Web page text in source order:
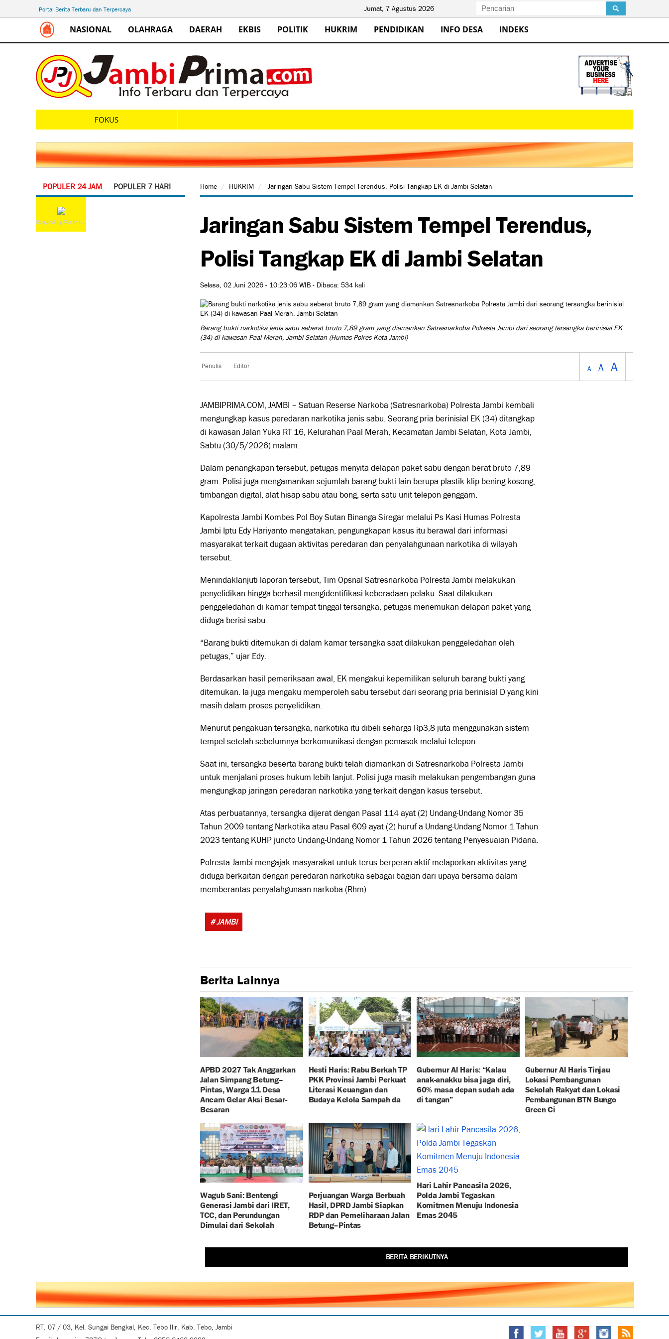
Portal Berita Terbaru dan Terpercaya Jumat, 7 Agustus 2026
NASIONAL OLAHRAGA DAERAH EKBIS POLITIK HUKRIM PENDIDIKAN INFO DESA INDEKS
FOKUS
POPULER 24 JAM POPULER 7 HARI
Requesting Content...
Home HUKRIM Jaringan Sabu Sistem Tempel Terendus, Polisi Tangkap EK di Jambi Selatan
Jaringan Sabu Sistem Tempel Terendus,
Polisi Tangkap EK di Jambi Selatan
Selasa, 02 Juni 2026 - 10:23:06 WIB - Dibaca: 534 kali
Barang bukti narkotika jenis sabu seberat bruto 7,89 gram yang diamankan Satresnarkoba Polresta Jambi dari seorang tersangka berinisial EK
(34) di kawasan Paal Merah, Jambi Selatan (Humas Polres Kota Jambi)
Penulis Editor A A A
JAMBIPRIMA.COM, JAMBI – Satuan Reserse Narkoba (Satresnarkoba) Polresta Jambi kembali
mengungkap kasus peredaran narkotika jenis sabu. Seorang pria berinisial EK (34) ditangkap
di kawasan Jalan Yuka RT 16, Kelurahan Paal Merah, Kecamatan Jambi Selatan, Kota Jambi,
Sabtu (30/5/2026) malam.
Dalam penangkapan tersebut, petugas menyita delapan paket sabu dengan berat bruto 7,89
gram. Polisi juga mengamankan sejumlah barang bukti lain berupa plastik klip bening kosong,
timbangan digital, alat hisap sabu atau bong, serta satu unit telepon genggam.
Kapolresta Jambi Kombes Pol Boy Sutan Binanga Siregar melalui Ps Kasi Humas Polresta
Jambi Iptu Edy Hariyanto mengatakan, pengungkapan kasus itu berawal dari informasi
masyarakat terkait dugaan aktivitas peredaran dan penyalahgunaan narkotika di wilayah
tersebut.
Menindaklanjuti laporan tersebut, Tim Opsnal Satresnarkoba Polresta Jambi melakukan
penyelidikan hingga berhasil mengidentifikasi keberadaan pelaku. Saat dilakukan
penggeledahan di kamar tempat tinggal tersangka, petugas menemukan delapan paket yang
diduga berisi sabu.
“Barang bukti ditemukan di dalam kamar tersangka saat dilakukan penggeledahan oleh
petugas,” ujar Edy.
Berdasarkan hasil pemeriksaan awal, EK mengakui kepemilikan seluruh barang bukti yang
ditemukan. Ia juga mengaku memperoleh sabu tersebut dari seorang pria berinisial D yang kini
masih dalam proses penyelidikan.
Menurut pengakuan tersangka, narkotika itu dibeli seharga Rp3,8 juta menggunakan sistem
tempel setelah sebelumnya berkomunikasi dengan pemasok melalui telepon.
Saat ini, tersangka beserta barang bukti telah diamankan di Satresnarkoba Polresta Jambi
untuk menjalani proses hukum lebih lanjut. Polisi juga masih melakukan pengembangan guna
mengungkap jaringan peredaran narkotika yang terkait dengan kasus tersebut.
Atas perbuatannya, tersangka dijerat dengan Pasal 114 ayat (2) Undang-Undang Nomor 35
Tahun 2009 tentang Narkotika atau Pasal 609 ayat (2) huruf a Undang-Undang Nomor 1 Tahun
2023 tentang KUHP juncto Undang-Undang Nomor 1 Tahun 2026 tentang Penyesuaian Pidana.
Polresta Jambi mengajak masyarakat untuk terus berperan aktif melaporkan aktivitas yang
diduga berkaitan dengan peredaran narkotika sebagai bagian dari upaya bersama dalam
memberantas penyalahgunaan narkoba.(Rhm)
# JAMBI
Berita Lainnya
APBD 2027 Tak Anggarkan
Jalan Simpang Betung–
Pintas, Warga 11 Desa
Ancam Gelar Aksi Besar-
Besaran
Hesti Haris: Rabu Berkah TP
PKK Provinsi Jambi Perkuat
Literasi Keuangan dan
Budaya Kelola Sampah da
Gubernur Al Haris: “Kalau
anak-anakku bisa jaga diri,
60% masa depan sudah ada
di tangan”
Gubernur Al Haris Tinjau
Lokasi Pembangunan
Sekolah Rakyat dan Lokasi
Pembangunan BTN Bungo
Green Ci
Wagub Sani: Bentengi
Generasi Jambi dari IRET,
TCC, dan Perundungan
Dimulai dari Sekolah
Perjuangan Warga Berbuah
Hasil, DPRD Jambi Siapkan
RDP dan Pemeliharaan Jalan
Betung–Pintas
Hari Lahir Pancasila 2026,
Polda Jambi Tegaskan
Komitmen Menuju Indonesia
Emas 2045
BERITA BERIKUTNYA
RT. 07 / 03, Kel. Sungai Bengkal, Kec. Tebo Ilir, Kab. Tebo, Jambi